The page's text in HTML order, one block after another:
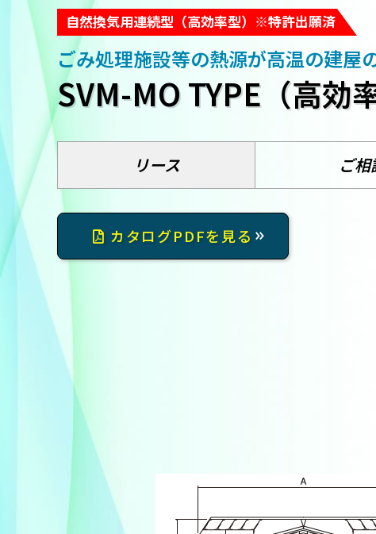
自然換気用連続型（高効率型）※特許出願済
ごみ処理施設等の熱源が高温の建屋
SVM-MO TYPE（高効
リース ご
カタログPDFを見る